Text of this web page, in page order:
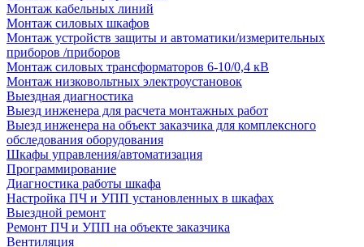
Монтаж кабельных линий
Монтаж силовых шкафов
Монтаж устройств защиты и автоматики/измерительных
приборов /приборов
Монтаж силовых трансформаторов 6-10/0,4 кВ
Монтаж низковольтных электроустановок
Выездная диагностика
Выезд инженера для расчета монтажных работ
Выезд инженера на объект заказчика для комплексного
обследования оборудования
Шкафы управления/автоматизация
Программирование
Диагностика работы шкафа
Настройка ПЧ и УПП установленных в шкафах
Выездной ремонт
Ремонт ПЧ и УПП на объекте заказчика
Вентиляция